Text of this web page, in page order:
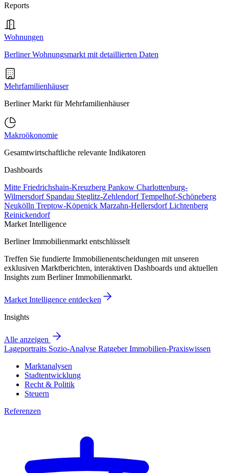
Reports
Wohnungen
Berliner Wohnungsmarkt mit detaillierten Daten
Mehrfamilienhäuser
Berliner Markt für Mehrfamilienhäuser
Makroökonomie
Gesamtwirtschaftliche relevante Indikatoren
Dashboards
Mitte Friedrichshain-Kreuzberg Pankow Charlottenburg-
Wilmersdorf Spandau Steglitz-ZehlendorfTempelhof-Schöneberg
Neukölln Treptow-Köpenick Marzahn-HellersdorfLichtenberg
Reinickendorf
Market Intelligence
Berliner Immobilienmarkt entschlüsselt
Treffen Sie fundierte Immobilienentscheidungen mit unseren
exklusiven Marktberichten, interaktiven Dashboards und aktuellen
Insights zum Berliner Immobilienmarkt.
Market Intelligence entdecken
Insights
Alle anzeigen
Lageportraits Sozio-Analyse RatgeberImmobilien-Praxiswissen
Marktanalysen
Stadtentwicklung
Recht & Politik
Steuern
Referenzen